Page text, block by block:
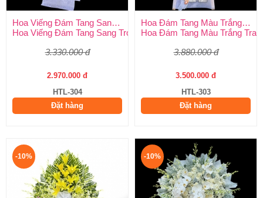
Hoa Viếng Đám Tang Sang Trọng
Hoa Viếng Đám Tang Sang Trọng – Kính Tận Tâm, Tiễn Biệt
3.330.000 đ
2.970.000 đ
HTL-304
Đặt hàng
Hoa Đám Tang Màu Trắng Trang Nghiêm
Hoa Đám Tang Màu Trắng
3.880.000 đ
3.500.000 đ
HTL-303
Đặt hàng
-10% -10%